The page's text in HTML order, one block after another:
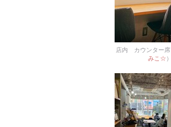
店内 カウンター席
みこ☆ ）